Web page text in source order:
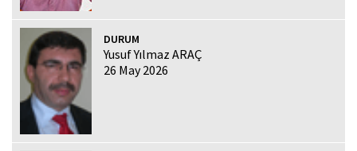
DURUM
Yusuf Yılmaz ARAÇ
26 May 2026